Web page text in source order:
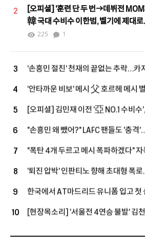
2
[오피셜] '훈련 단 두 번→데뷔전
韓 국대 수비수 이한범, 벨기에 제대로
뒤집었다…"처음부터 끝까지 최고, 팬
225 1
3
'손흥민 절친' 천재의 끝없는 추락…카
2부에서 '마지막 부활' 노린다
4
'안타까운 비보' 메시 父 호르헤 메시
5
[오피셜] 김민재 이전 '亞 NO.1 수비
6
"손흥민 왜 뺐어?" LAFC 팬들도 '충격
7
"폭탄 4개 두르고 메시 폭파하겠다"
8
'퇴진 압박' 인판티노 향해 초대형 폭
9
한국에서 AT마드리드 유니폼 입고 첫
10
[현장목소리] '서울전 4연승 불발' 김